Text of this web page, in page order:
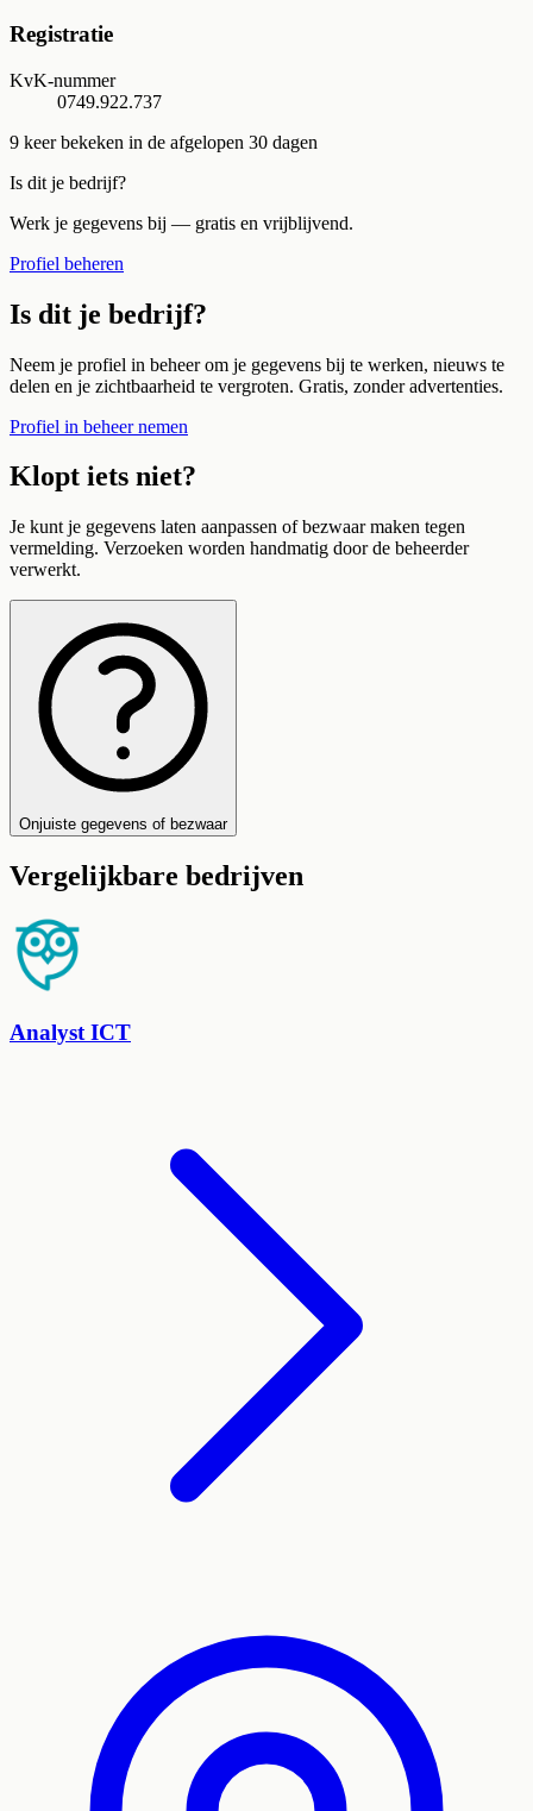
Registratie
KvK-nummer
0749.922.737
9 keer bekeken in de afgelopen 30 dagen
Is dit je bedrijf?
Werk je gegevens bij — gratis en vrijblijvend.
Profiel beheren
Is dit je bedrijf?
Neem je profiel in beheer om je gegevens bij te werken, nieuws te
delen en je zichtbaarheid te vergroten. Gratis, zonder advertenties.
Profiel in beheer nemen
Klopt iets niet?
Je kunt je gegevens laten aanpassen of bezwaar maken tegen
vermelding. Verzoeken worden handmatig door de beheerder
verwerkt.
Onjuiste gegevens of bezwaar
Vergelijkbare bedrijven
Analyst ICT